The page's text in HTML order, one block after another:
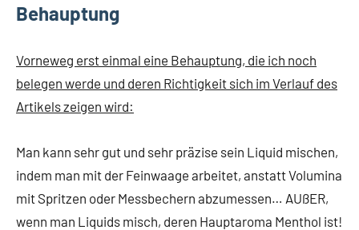
Behauptung
Vorneweg erst einmal eine Behauptung, die ich noch
belegen werde und deren Richtigkeit sich im Verlauf des
Artikels zeigen wird:
Man kann sehr gut und sehr präzise sein Liquid mischen,
indem man mit der Feinwaage arbeitet, anstatt Volumina
mit Spritzen oder Messbechern abzumessen… AUßER,
wenn man Liquids misch, deren Hauptaroma Menthol ist!